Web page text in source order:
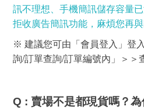
訊不理想、手機簡訊儲存容量
拒收廣告簡訊功能，麻煩您再
※ 建議您可由「會員登入」登
詢/訂單查詢/訂單編號內」＞＞
Q : 賣場不是都現貨嗎？